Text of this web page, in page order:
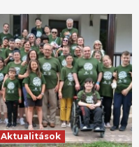
Aktualitások